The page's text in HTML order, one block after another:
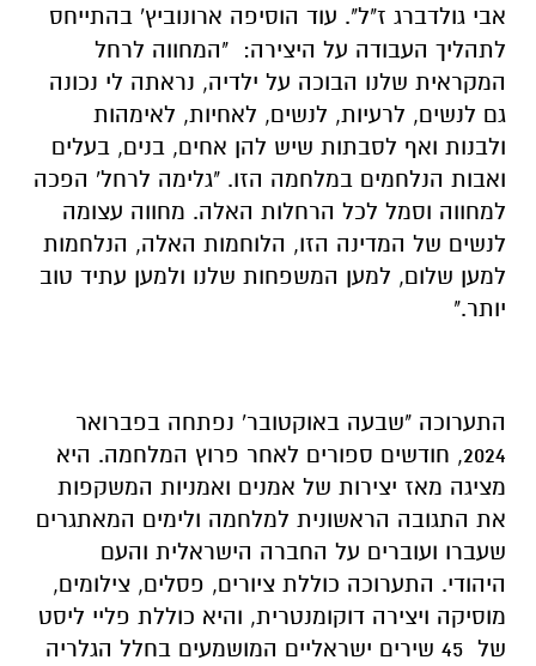
אבי גולדברג ז"ל". עוד הוסיפה ארונוביץ' בהתייחס
לתהליך העבודה על היצירה: "המחווה לרחל
המקראית שלנו הבוכה על ילדיה, נראתה לי נכונה
גם לנשים, לרעיות, לנשים, לאחיות, לאימהות
ולבנות ואף לסבתות שיש להן אחים, בנים, בעלים
ואבות הנלחמים במלחמה הזו. "גלימה לרחל' הפכה
למחווה וסמל לכל הרחלות האלה. מחווה עצומה
לנשים של המדינה הזו, הלוחמות האלה, הנלחמות
למען שלום, למען המשפחות שלנו ולמען עתיד טוב
יותר."
התערוכה "שבעה באוקטובר' נפתחה בפברואר
2024, חודשים ספורים לאחר פרוץ המלחמה. היא
מציגה מאז יצירות של אמנים ואמניות המשקפות
את התגובה הראשונית למלחמה ולימים המאתגרים
שעברו ועוברים על החברה הישראלית והעם
היהודי. התערוכה כוללת ציורים, פסלים, צילומים,
מוסיקה ויצירה דוקומנטרית, והיא כוללת פליי ליסט
של 45 שירים ישראליים המושמעים בחלל הגלריה